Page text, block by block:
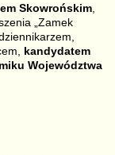
Skowrońskim,
„Zamek
kandydatem
Województwa